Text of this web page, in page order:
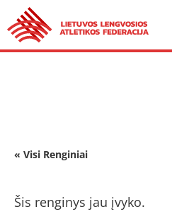
« Visi Renginiai
Šis renginys jau įvyko.